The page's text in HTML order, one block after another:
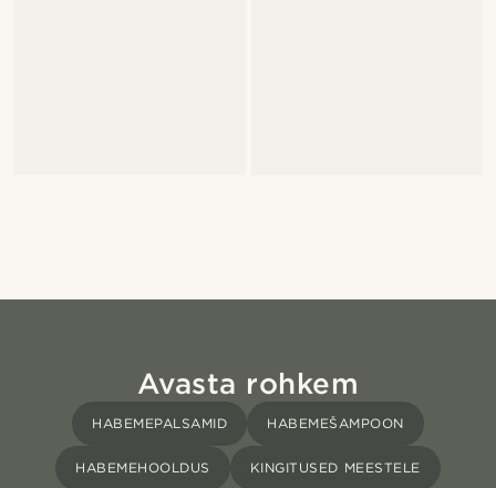
Avasta rohkem
HABEMEPALSAMID HABEMEŠAMPOON
HABEMEHOOLDUS KINGITUSED MEESTELE